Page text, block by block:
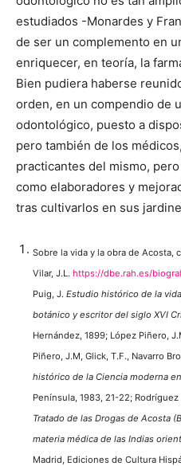
estudiados -Monardes y
de ser un complemento en
enriquecer, en teoría, la
Bien pudiera haberse
orden, en un compendio de
odontológico, puesto a
pero también de los
practicantes del mismo,
como elaboradores y
tras cultivarlos en sus
Sobre la vida y la obra de
Vilar, J.L. https://dbe.rah.es/
Puig, J. Estudio histórico de la
botánico y escritor del siglo XVI
Hernández, 1899; López Piñero,
Piñero, J.M, Glick, T.F., Navarro
histórico de la Ciencia moderna
Península, 1983, 21-22;
Tratado de las Drogas de Acosta
materia médica de las Indias
Madrid, Ediciones de Cultura